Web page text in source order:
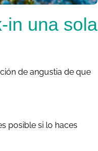
in una sola
de angustia de que
posible si lo haces